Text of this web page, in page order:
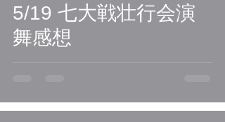
5/19 七大戦壮行会演
舞感想